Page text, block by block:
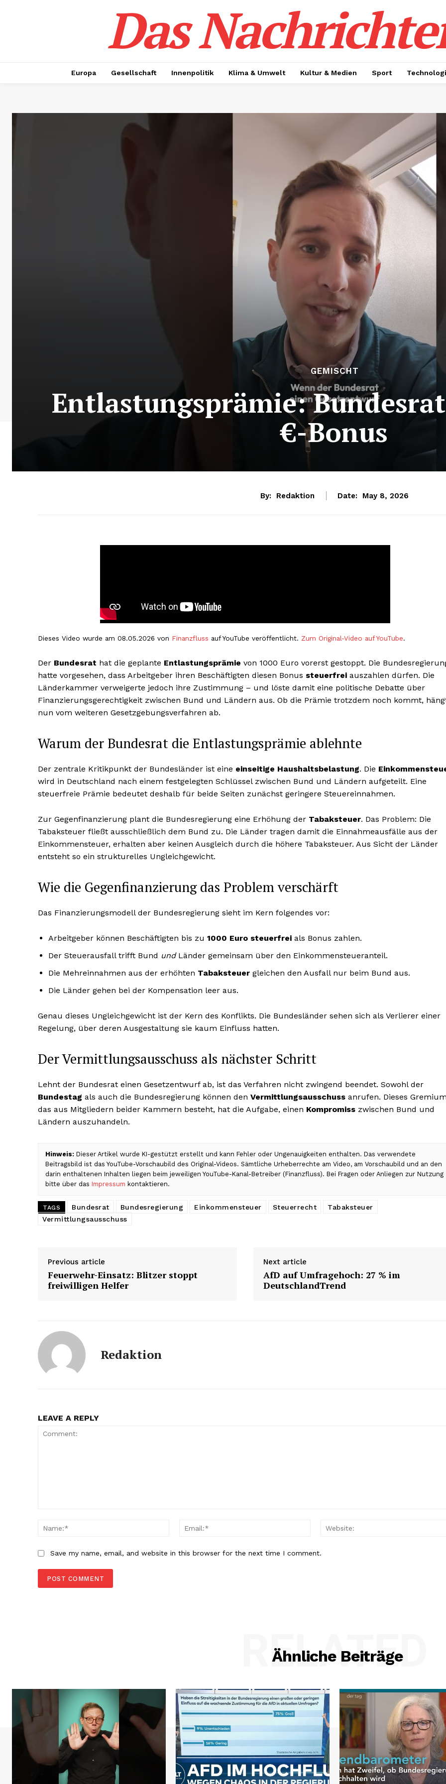
Das
Europa Gesellschaft Innenpolitik Klima & Umwelt Kultur & Medien Sport
GEMISCHT
Entlastungsprämie:
€-Bonus
By: Redaktion Date: May 8, 2026
Dieses Video wurde am 08.05.2026 von Finanzfluss auf YouTube veröffentlicht. Zum Original-Video auf YouTube.
Der Bundesrat hat die geplante Entlastungsprämie von 1000 Euro vorerst gestoppt. Die
hatte vorgesehen, dass Arbeitgeber ihren Beschäftigten diesen Bonus steuerfrei auszahlen dürfen. Die
Länderkammer verweigerte jedoch ihre Zustimmung – und löste damit eine politische Debatte über
Finanzierungsgerechtigkeit zwischen Bund und Ländern aus. Ob die Prämie trotzdem noch kommt,
nun vom weiteren Gesetzgebungsverfahren ab.
Warum der Bundesrat die Entlastungsprämie ablehnte
Der zentrale Kritikpunkt der Bundesländer ist eine einseitige Haushaltsbelastung. Die
wird in Deutschland nach einem festgelegten Schlüssel zwischen Bund und Ländern aufgeteilt. Eine
steuerfreie Prämie bedeutet deshalb für beide Seiten zunächst geringere Steuereinnahmen.
Zur Gegenfinanzierung plant die Bundesregierung eine Erhöhung der Tabaksteuer. Das Problem: Die
Tabaksteuer fließt ausschließlich dem Bund zu. Die Länder tragen damit die Einnahmeausfälle aus der
Einkommensteuer, erhalten aber keinen Ausgleich durch die höhere Tabaksteuer. Aus Sicht der Länder
entsteht so ein strukturelles Ungleichgewicht.
Wie die Gegenfinanzierung das Problem verschärft
Das Finanzierungsmodell der Bundesregierung sieht im Kern folgendes vor:
Arbeitgeber können Beschäftigten bis zu 1000 Euro steuerfrei als Bonus zahlen.
Der Steuerausfall trifft Bund undLänder gemeinsam über den Einkommensteueranteil.
Die Mehreinnahmen aus der erhöhten Tabaksteuer gleichen den Ausfall nur beim Bund aus.
Die Länder gehen bei der Kompensation leer aus.
Genau dieses Ungleichgewicht ist der Kern des Konflikts. Die Bundesländer sehen sich als Verlierer einer
Regelung, über deren Ausgestaltung sie kaum Einfluss hatten.
Der Vermittlungsausschuss als nächster Schritt
Lehnt der Bundesrat einen Gesetzentwurf ab, ist das Verfahren nicht zwingend beendet. Sowohl der
Bundestag als auch die Bundesregierung können den Vermittlungsausschuss anrufen. Dieses
das aus Mitgliedern beider Kammern besteht, hat die Aufgabe, einen Kompromiss zwischen Bund und
Ländern auszuhandeln.
Hinweis: Dieser Artikel wurde KI-gestützt erstellt und kann Fehler oder Ungenauigkeiten enthalten. Das verwendete
Beitragsbild ist das YouTube-Vorschaubild des Original-Videos. Sämtliche Urheberrechte am Video, am Vorschaubild und an den
darin enthaltenen Inhalten liegen beim jeweiligen YouTube-Kanal-Betreiber (Finanzfluss). Bei Fragen oder Anliegen zur Nutzung
bitte über das Impressum kontaktieren.
TAGS Bundesrat Bundesregierung Einkommensteuer Steuerrecht
Tabaksteuer
Vermittlungsausschuss
Previous article
Feuerwehr-Einsatz: Blitzer stoppt
freiwilligen Helfer
Next article
AfD auf Umfragehoch: 27 % im
DeutschlandTrend
Redaktion
LEAVE A REPLY
Name:*
Email:*
Save my name, email, and website in this browser for the next time I comment.
Ähnliche Beiträge
RELATED